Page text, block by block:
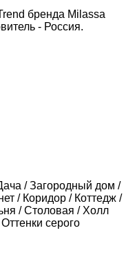
бренда Milassa
- Россия.
/ Загородный дом /
/ Коридор / Коттедж /
/ Столовая / Холл
серого